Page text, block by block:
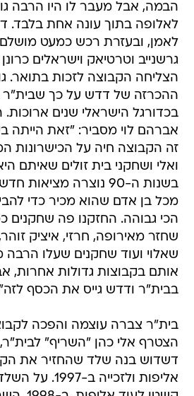
הבמה, אבל מעבר לו היו הרבה
לאלופה בתוך עונה אחת בלבד.
לאמן, ובעזרת רכש כמעט מושלם
גרשנייב וטרטיאק וישראלים
הצליחה הקבוצה לזכות בתואר.
ההכרזה של דדש על כך שבית"ר
בכדורגל הישראלי שנים ארוכות.
אברהם לוי מסביר: "זאת הייתה
זה הקבוצה חיה על הכישרונות
ואלי ושחקני בית זולים שאיתם
בשנות ה-90 נוצרה
מכל בן אדם שהוא מכיר כדי
הכי גבוהה. החזקנו פה שחקנים
שחזר מאירופה, חרזי, איציק
שאלוי ועוד שחקנים שעלו הרבה
אותם בקבוצות גדולות אחרות,
בבית"ר ודדש גייס את הכסף
הצטרף אלי כהן "השריף"
דשדוש בנה שלד שהחזיר את
אליפות ולזכייה